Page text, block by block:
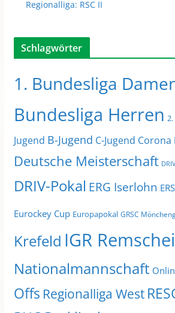
Regionalliga: RSC II
Schlagwörter
1. Bundesliga
Bundesliga Herren
Jugend B-Jugend C-Jugend Corona
Deutsche Meisterschaft
DRIV-Pokal ERG Iserlohn
Eurockey Cup Europapokal GRSC
Krefeld IGR
Nationalmannschaft
Offs Regionalliga West